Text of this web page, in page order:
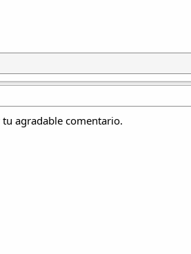
tu agradable comentario.